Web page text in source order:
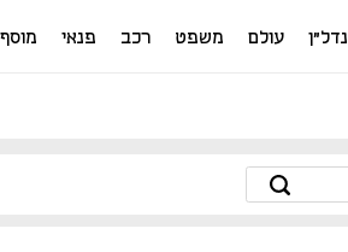
נדל"ן עולם משפט רכב פנאי מוסף